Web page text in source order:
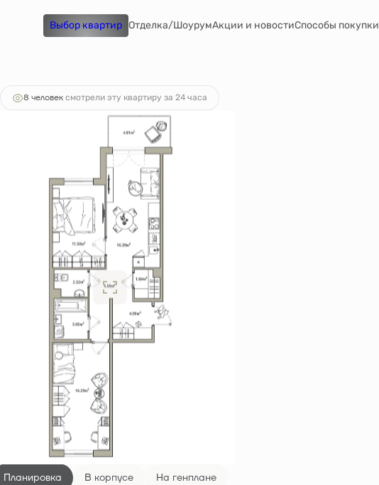
Выбор квартир Отделка/ШоурумАкции и новостиСпособы покупки
11 217 728 руб.Ипотека от 41 647 руб.
8 человек смотрели эту квартиру за 24 часа
Планировка В корпусе На генплане